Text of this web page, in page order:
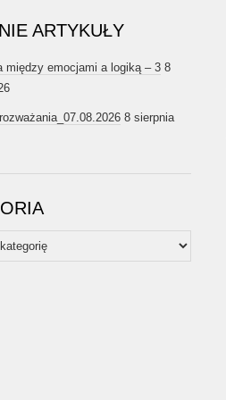
ARTYKUŁY
między emocjami a logiką – 3 8
8 sierpnia